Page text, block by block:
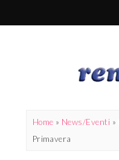
Home » News/Eventi »
Primavera